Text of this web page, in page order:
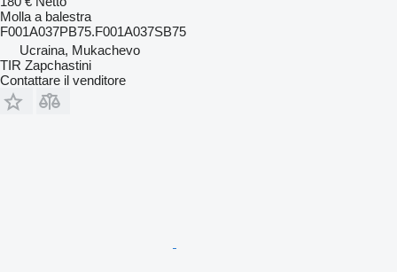
Molla a balestra
F001A037PB75.F001A037SB75
Ucraina, Mukachevo
TIR Zapchastini
Contattare il venditore